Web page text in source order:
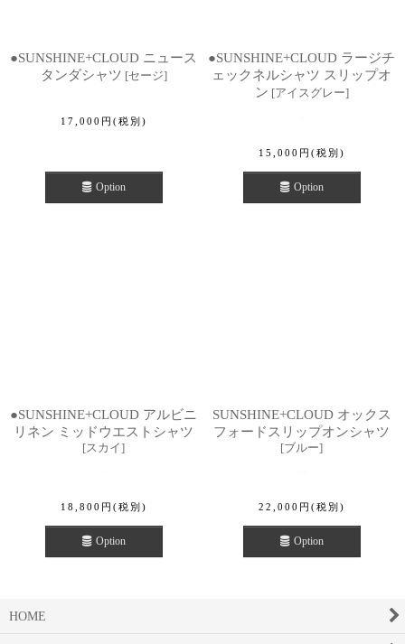
●SUNSHINE+CLOUD ニュース
タンダシャツ [セージ]
17,000 円 (税別)
Option
●SUNSHINE+CLOUD ラージチ
ェックネルシャツ スリップオ
ン [アイスグレー]
15,000 円 (税別)
Option
●SUNSHINE+CLOUD アルビニ
リネン ミッドウエストシャツ
[スカイ]
18,800 円 (税別)
Option
SUNSHINE+CLOUD オックス
フォードスリップオンシャツ
[ブルー]
22,000 円 (税別)
Option
HOME